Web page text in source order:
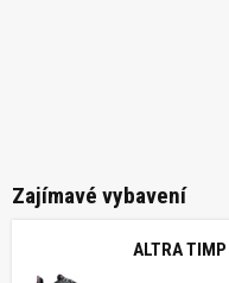
Zajímavé vybavení
ALTRA TIMP